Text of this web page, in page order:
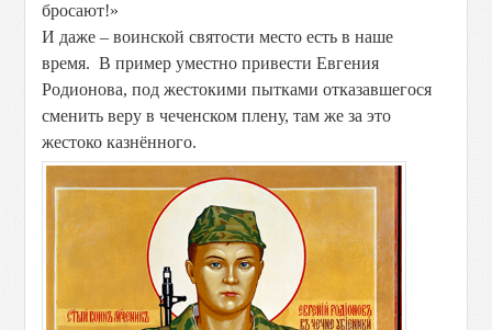
бросают!»
И даже – воинской святости место есть в наше
время. В пример уместно привести Евгения
Родионова, под жестокими пытками отказавшегося
сменить веру в чеченском плену, там же за это
жестоко казнённого.